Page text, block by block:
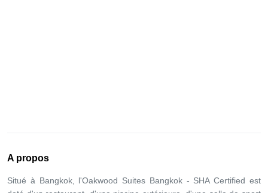
A propos
Situé à Bangkok, l'Oakwood Suites Bangkok - SHA Certified est